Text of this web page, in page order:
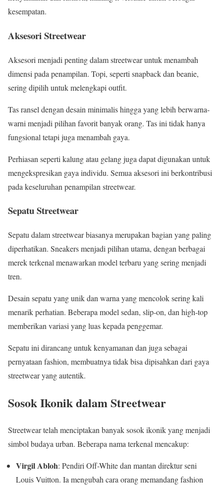
kesempatan.
Aksesori Streetwear
Aksesori menjadi penting dalam streetwear untuk menambah
dimensi pada penampilan. Topi, seperti snapback dan beanie,
sering dipilih untuk melengkapi outfit.
Tas ransel dengan desain minimalis hingga yang lebih berwarna-
warni menjadi pilihan favorit banyak orang. Tas ini tidak hanya
fungsional tetapi juga menambah gaya.
Perhiasan seperti kalung atau gelang juga dapat digunakan untuk
mengekspresikan gaya individu. Semua aksesori ini berkontribusi
pada keseluruhan penampilan streetwear.
Sepatu Streetwear
Sepatu dalam streetwear biasanya merupakan bagian yang paling
diperhatikan. Sneakers menjadi pilihan utama, dengan berbagai
merek terkenal menawarkan model terbaru yang sering menjadi
tren.
Desain sepatu yang unik dan warna yang mencolok sering kali
menarik perhatian. Beberapa model sedan, slip-on, dan high-top
memberikan variasi yang luas kepada penggemar.
Sepatu ini dirancang untuk kenyamanan dan juga sebagai
pernyataan fashion, membuatnya tidak bisa dipisahkan dari gaya
streetwear yang autentik.
Sosok Ikonik dalam Streetwear
Streetwear telah menciptakan banyak sosok ikonik yang menjadi
simbol budaya urban. Beberapa nama terkenal mencakup:
Virgil Abloh: Pendiri Off-White dan mantan direktur seni
Louis Vuitton. Ia mengubah cara orang memandang fashion